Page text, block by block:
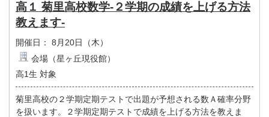
高１ 菊里高校数学-２学期の成績を上げる方法
教えます-
開催日：
8月20日（木）
会場（星ヶ丘現役館）
高1生 対象
菊里高校の２学期定期テストで出題が予想される数Ａ確率分野
を扱います。２学期定期テストで成績を上げる方法を教えま